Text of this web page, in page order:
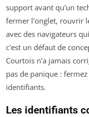
support avant qu'un
fermer l'onglet, rouvrir
avec des navigateurs
c'est un défaut de
Courtois n'a jamais
pas de panique :
identifiants.
Les identifiants